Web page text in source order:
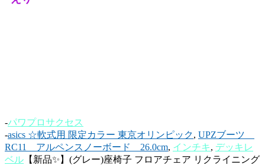
-パワプロサクセス
-asics ☆軟式用 限定カラー 東京オリンピック, UPZブーツ
RC11 アルペンスノーボード 26.0cm, インチキ, デッキレ
ベル 【新品✨】(グレー)座椅子 フロアチェア リクライニング